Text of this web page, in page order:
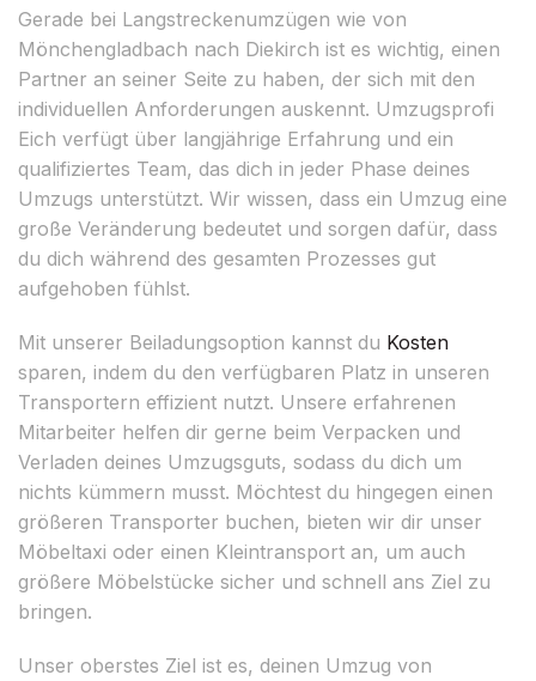
Gerade bei Langstreckenumzügen wie von
Mönchengladbach nach Diekirch ist es wichtig, einen
Partner an seiner Seite zu haben, der sich mit den
individuellen Anforderungen auskennt. Umzugsprofi
Eich verfügt über langjährige Erfahrung und ein
qualifiziertes Team, das dich in jeder Phase deines
Umzugs unterstützt. Wir wissen, dass ein Umzug eine
große Veränderung bedeutet und sorgen dafür, dass
du dich während des gesamten Prozesses gut
aufgehoben fühlst.
Mit unserer Beiladungsoption kannst du Kosten
sparen, indem du den verfügbaren Platz in unseren
Transportern effizient nutzt. Unsere erfahrenen
Mitarbeiter helfen dir gerne beim Verpacken und
Verladen deines Umzugsguts, sodass du dich um
nichts kümmern musst. Möchtest du hingegen einen
größeren Transporter buchen, bieten wir dir unser
Möbeltaxi oder einen Kleintransport an, um auch
größere Möbelstücke sicher und schnell ans Ziel zu
bringen.
Unser oberstes Ziel ist es, deinen Umzug von